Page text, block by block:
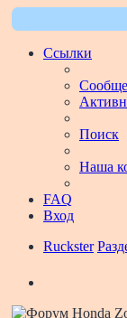
Ссылки
Поиск
Наша
FAQ
Вход
Ruckster